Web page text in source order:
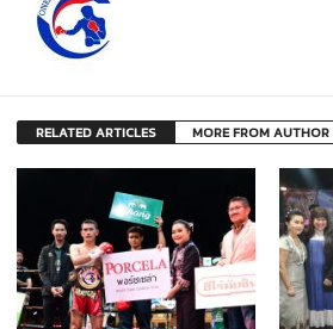
RELATED ARTICLES MORE FROM AUTHOR